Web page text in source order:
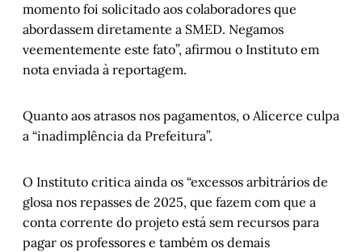
momento foi solicitado aos colaboradores que
abordassem diretamente a SMED. Negamos
veementemente este fato”, afirmou o Instituto em
nota enviada à reportagem.
Quanto aos atrasos nos pagamentos, o Alicerce culpa
a “inadimplência da Prefeitura”.
O Instituto critica ainda os “excessos arbitrários de
glosa nos repasses de 2025, que fazem com que a
conta corrente do projeto está sem recursos para
pagar os professores e também os demais